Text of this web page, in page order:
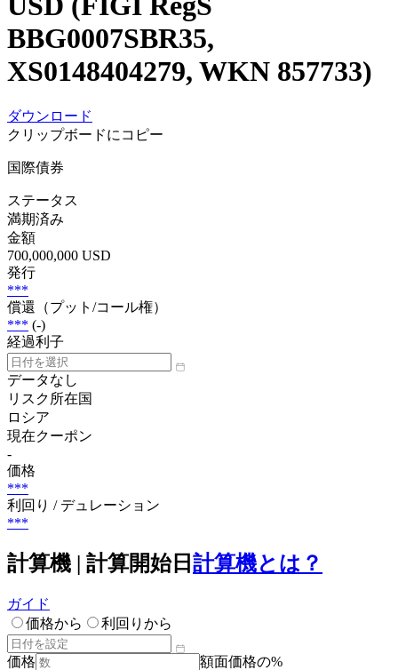
BBG0007SBR35,
XS0148404279, WKN 857733)
ダウンロード
クリップボードにコピー
国際債券
ステータス
満期済み
金額
700,000,000 USD
発行
***
償還（プット/コール権）
*** (-)
経過利子
データなし
リスク所在国
ロシア
現在クーポン
-
価格
***
利回り / デュレーション
***
計算機 | 計算開始日 計算機とは？
ガイド
価格から
利回りから
価格
額面価格の%